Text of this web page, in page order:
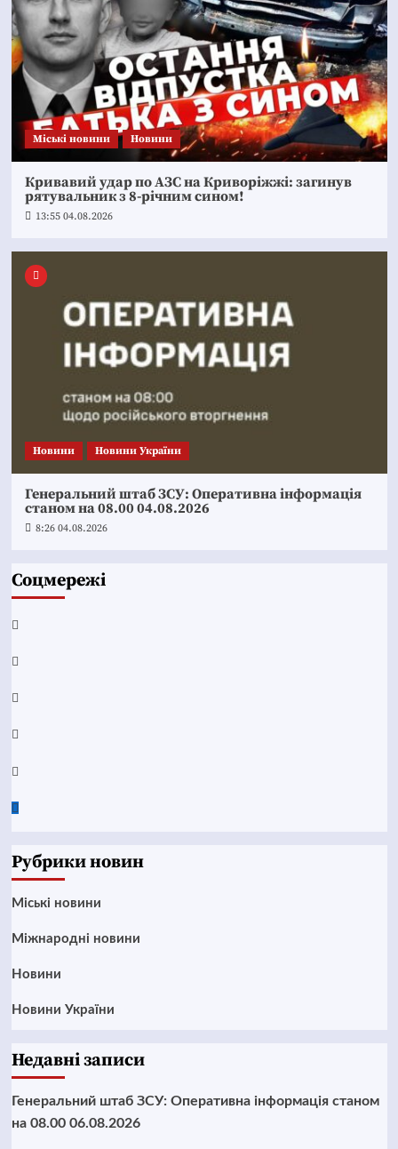
Mіські новини Новини
Кривавий удар по АЗС на Криворіжжі: загинув
рятувальник з 8-річним сином!
13:55 04.08.2026
Новини Новини України
Генеральний штаб ЗСУ: Оперативна інформація
станом на 08.00 04.08.2026
8:26 04.08.2026
Соцмережі
Facebook
YouTube
Telegram
Instagram
Twitter
Google
Рубрики новин
Mіські новини
Міжнародні новини
Новини
Новини України
Недавні записи
Генеральний штаб ЗСУ: Оперативна інформація станом
на 08.00 06.08.2026